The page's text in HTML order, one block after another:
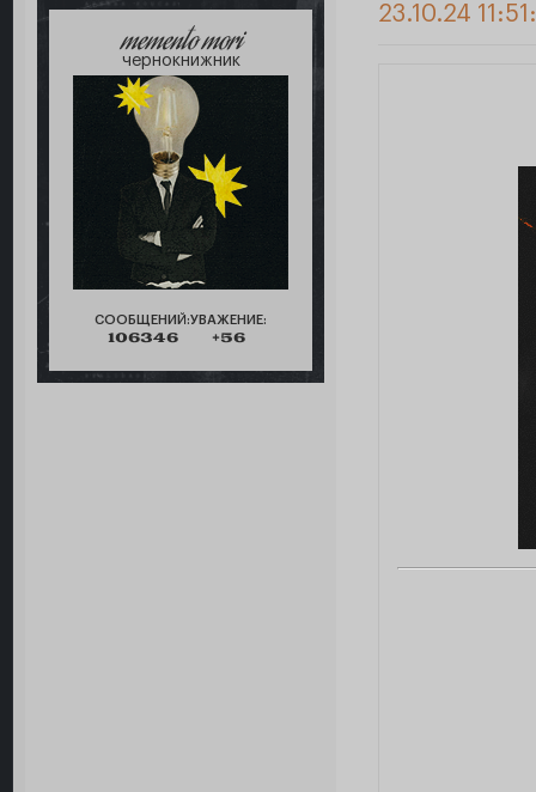
memento mori
чернокнижник
СООБЩЕНИЙ:
106346
УВАЖЕНИЕ:
+56
23.10.24